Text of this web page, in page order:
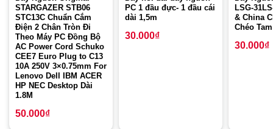
STARGAZER STB06
STC13C Chuẩn Cắm
Điện 2 Chân Tròn Đi
Theo Máy PC Đồng Bộ
AC Power Cord Schuko
CEE7 Euro Plug to C13
10A 250V 3×0.75mm For
Lenovo Dell IBM ACER
HP NEC Desktop Dài
1.8M
50.000₫
PC 1 đầu đực- 1 đầu cái
dài 1,5m
30.000₫
LSG-
& China
Chéo
30.000₫